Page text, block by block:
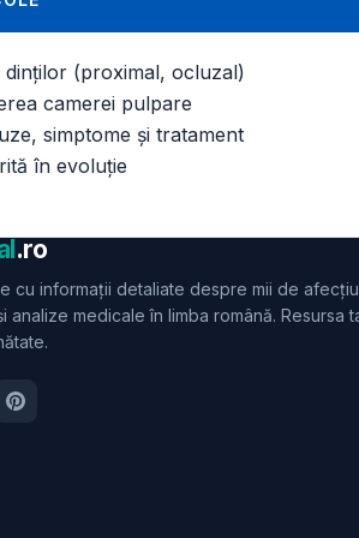
dinților (proximal, ocluzal)
camerei pulpare
simptome și tratament
în evoluție
.ro
cu informații detaliate despre mii de
analize medicale în limba română. Resursa